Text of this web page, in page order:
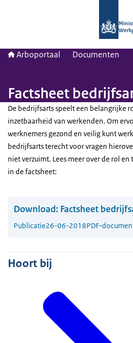
Arboportaal Documenten
Factsheet
De bedrijfsarts speelt een belangrijke
inzetbaarheid van werkenden. Om
werknemers gezond en veilig kunt
bedrijfsarts terecht voor vragen
niet verzuimt. Lees meer over de rol
in de factsheet:
Download: Factsheet
Publicatie26-06-2018PDF-
Hoort bij